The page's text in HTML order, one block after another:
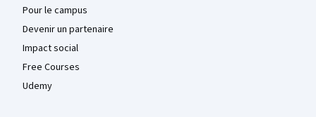
Pour le campus
Devenir un partenaire
Impact social
Free Courses
Udemy